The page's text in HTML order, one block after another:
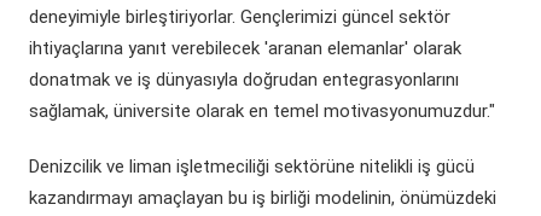
deneyimiyle birleştiriyorlar. Gençlerimizi güncel sektör
ihtiyaçlarına yanıt verebilecek 'aranan elemanlar' olarak
donatmak ve iş dünyasıyla doğrudan entegrasyonlarını
sağlamak, üniversite olarak en temel motivasyonumuzdur."
Denizcilik ve liman işletmeciliği sektörüne nitelikli iş gücü
kazandırmayı amaçlayan bu iş birliği modelinin, önümüzdeki